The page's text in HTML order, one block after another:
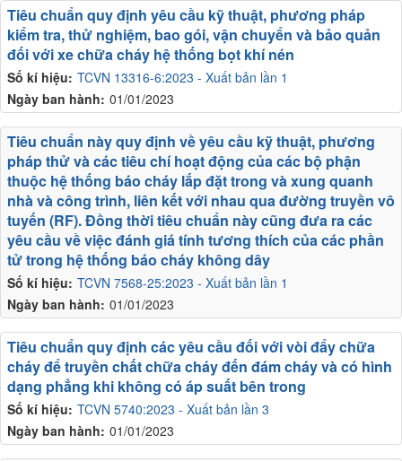
Số kí hiệu: TCVN 13316-6:2023 - Xuất bản lần 1
Ngày ban hành: 01/01/2023
Tiêu chuẩn quy định yêu cầu kỹ thuật, phương pháp
kiểm tra, thử nghiệm, bao gói, vận chuyển và bảo quản
đối với xe chữa cháy hệ thống bọt khí nén
Số kí hiệu: TCVN 7568-25:2023 - Xuất bản lần 1
Ngày ban hành: 01/01/2023
Tiêu chuẩn này quy định về yêu cầu kỹ thuật, phương
pháp thử và các tiêu chí hoạt động của các bộ phận
thuộc hệ thống báo cháy lắp đặt trong và xung quanh
nhà và công trình, liên kết với nhau qua đường truyền vô
tuyến (RF). Đồng thời tiêu chuẩn này cũng đưa ra các
yêu cầu về việc đánh giá tính tương thích của các phần
tử trong hệ thống báo cháy không dây
Số kí hiệu: TCVN 5740:2023 - Xuất bản lần 3
Ngày ban hành: 01/01/2023
Tiêu chuẩn quy định các yêu cầu đối với vòi đẩy chữa
cháy để truyền chất chữa cháy đến đám cháy và có hình
dạng phẳng khi không có áp suất bên trong